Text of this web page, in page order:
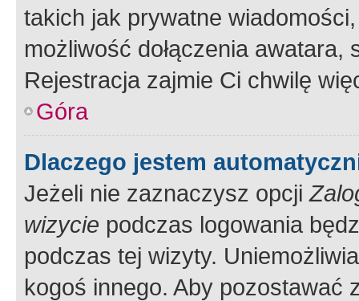
takich jak prywatne
możliwość dołączenia
Rejestracja zajmie Ci chwilę
Góra
Dlaczego jestem
Jeżeli nie zaznaczysz opcji
wizycie podczas logowania
podczas tej wizyty.
kogoś innego. Aby pozostawać